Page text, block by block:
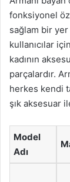
fonksiyonel
sağlam bir
kullanıcılar
kadının
parçalardır.
herkes kendi
şık aksesuar
Model
Adı